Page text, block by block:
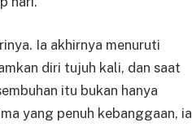
Ia akhirnya menuruti
diri tujuh kali, dan saat
itu bukan hanya
yang penuh kebanggaan, ia